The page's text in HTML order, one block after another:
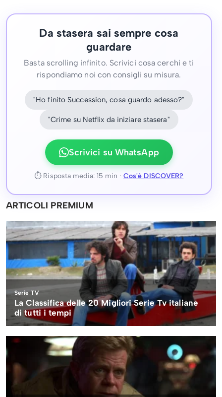
Da stasera sai sempre cosa
guardare
Basta scrolling infinito. Scrivici cosa cerchi e ti
rispondiamo noi con consigli su misura.
"Ho finito Succession, cosa guardo adesso?"
"Crime su Netflix da iniziare stasera"
Scrivici su WhatsApp
⏱ Risposta media: 15 min · Cos'è DISCOVER?
ARTICOLI PREMIUM